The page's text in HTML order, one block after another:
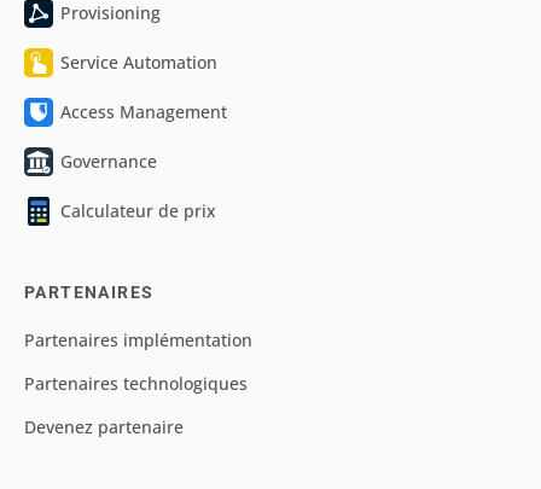
Provisioning
Service Automation
Access Management
Governance
Calculateur de prix
PARTENAIRES
Partenaires implémentation
Partenaires technologiques
Devenez partenaire